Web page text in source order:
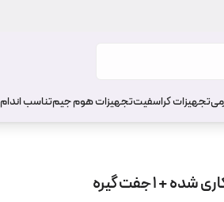
تجهیزات کراسفیتتجهیزات هوم جیمتناسب اندام